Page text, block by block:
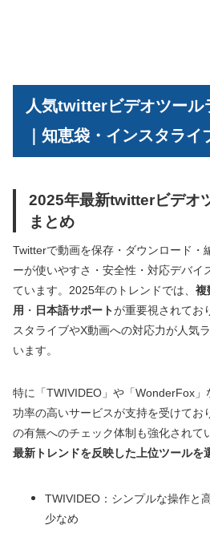
人気twitterビデオツール
｜知恵袋・インスタライ
2025年最新twitterビデオ
まとめ
Twitterで動画を保存・ダウンロード・
ーが使いやすさ・安全性・対応デバイ
ています。2025年のトレンドでは、 複
用 ・ 日本語サポートが重要視されてお
スタライブやX動画への対応力が人気
います。
特に「TWIVIDEO」や「WonderFox
功率の高いサービスが支持を受けてお
の有無へのチェック体制も強化されて
最新トレンドを反映した上位ツールを
TWIVIDEO：シンプルな操作と
少なめ